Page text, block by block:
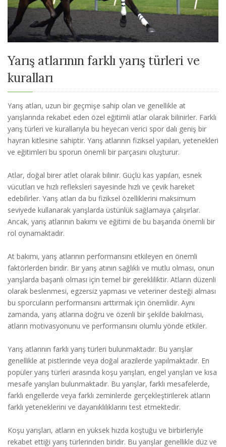
Yarış atlarının farklı yarış türleri ve
kuralları
Yarış atları, uzun bir geçmişe sahip olan ve genellikle at
yarışlarında rekabet eden özel eğitimli atlar olarak bilinirler. Farklı
yarış türleri ve kurallarıyla bu heyecan verici spor dalı geniş bir
hayran kitlesine sahiptir. Yarış atlarının fiziksel yapıları, yetenekleri
ve eğitimleri bu sporun önemli bir parçasını oluşturur.
Atlar, doğal birer atlet olarak bilinir. Güçlü kas yapıları, esnek
vücutları ve hızlı refleksleri sayesinde hızlı ve çevik hareket
edebilirler. Yarış atları da bu fiziksel özelliklerini maksimum
seviyede kullanarak yarışlarda üstünlük sağlamaya çalışırlar.
Ancak, yarış atlarının bakımı ve eğitimi de bu başarıda önemli bir
rol oynamaktadır.
At bakımı, yarış atlarının performansını etkileyen en önemli
faktörlerden biridir. Bir yarış atının sağlıklı ve mutlu olması, onun
yarışlarda başarılı olması için temel bir gerekliliktir. Atların düzenli
olarak beslenmesi, egzersiz yapması ve veteriner desteği alması
bu sporcuların performansını arttırmak için önemlidir. Aynı
zamanda, yarış atlarına doğru ve özenli bir şekilde bakılması,
atların motivasyonunu ve performansını olumlu yönde etkiler.
Yarış atlarının farklı yarış türleri bulunmaktadır. Bu yarışlar
genellikle at pistlerinde veya doğal arazilerde yapılmaktadır. En
popüler yarış türleri arasında koşu yarışları, engel yarışları ve kısa
mesafe yarışları bulunmaktadır. Bu yarışlar, farklı mesafelerde,
farklı engellerde veya farklı zeminlerde gerçekleştirilerek atların
farklı yeteneklerini ve dayanıklılıklarını test etmektedir.
Koşu yarışları, atların en yüksek hızda koştuğu ve birbirleriyle
rekabet ettiği yarış türlerinden biridir. Bu yarışlar genellikle düz ve